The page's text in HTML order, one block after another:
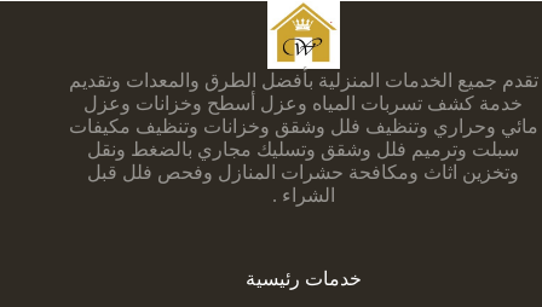
تقدم جميع الخدمات المنزلية بأفضل الطرق والمعدات وتقديم
خدمة كشف تسربات المياه وعزل أسطح وخزانات وعزل
مائي وحراري وتنظيف فلل وشقق وخزانات وتنظيف مكيفات
سبلت وترميم فلل وشقق وتسليك مجاري بالضغط ونقل
وتخزين اثاث ومكافحة حشرات المنازل وفحص فلل قبل
الشراء .
خدمات رئيسية